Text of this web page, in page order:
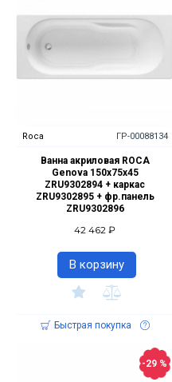
Roca ГР-00088134
Ванна акриловая ROCA
Genova 150х75х45
ZRU9302894 + каркас
ZRU9302895 + фр.панель
ZRU9302896
42 462 ₽
В корзину
Быстрая покупка
-29 %